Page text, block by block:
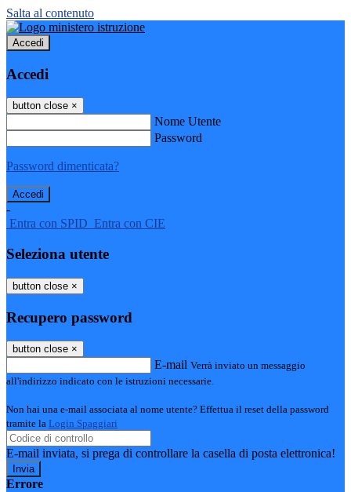
Salta al contenuto
Accedi
Accedi
button close ×
Nome Utente
Password
Password dimenticata?
-
Entra con SPID Entra con CIE
Seleziona utente
button close ×
Recupero password
button close ×
E-mail Verrà inviato un messaggio
all'indirizzo indicato con le istruzioni necessarie.
Non hai una e-mail associata al nome utente? Effettua il reset della password
tramite la Login Spaggiari
E-mail inviata, si prega di controllare la casella di posta elettronica!
Errore